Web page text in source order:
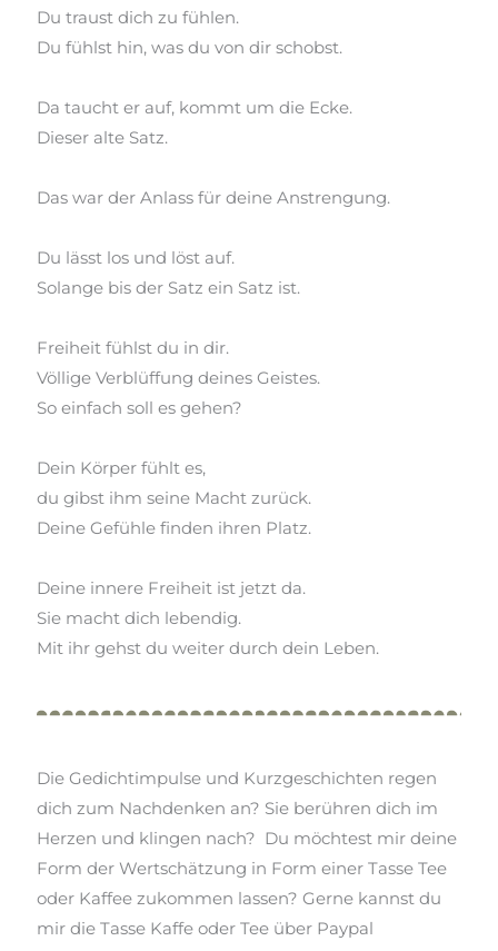
Du traust dich zu fühlen.
Du fühlst hin, was du von dir schobst.
Da taucht er auf, kommt um die Ecke.
Dieser alte Satz.
Das war der Anlass für deine Anstrengung.
Du lässt los und löst auf.
Solange bis der Satz ein Satz ist.
Freiheit fühlst du in dir.
Völlige Verblüffung deines Geistes.
So einfach soll es gehen?
Dein Körper fühlt es,
du gibst ihm seine Macht zurück.
Deine Gefühle finden ihren Platz.
Deine innere Freiheit ist jetzt da.
Sie macht dich lebendig.
Mit ihr gehst du weiter durch dein Leben.
Die Gedichtimpulse und Kurzgeschichten regen
dich zum Nachdenken an? Sie berühren dich im
Herzen und klingen nach? Du möchtest mir deine
Form der Wertschätzung in Form einer Tasse Tee
oder Kaffee zukommen lassen? Gerne kannst du
mir die Tasse Kaffe oder Tee über Paypal